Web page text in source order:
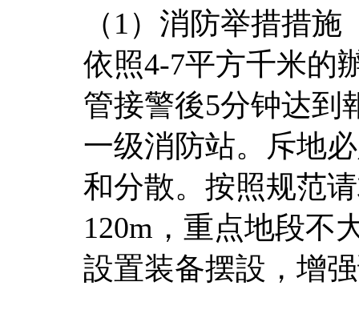
（1）消防举措措施
依照4-7平方千米的
管接警後5分钟达到
一级消防站。斥地
和分散。按照规范
120m，重点地段不
設置装备摆設，增